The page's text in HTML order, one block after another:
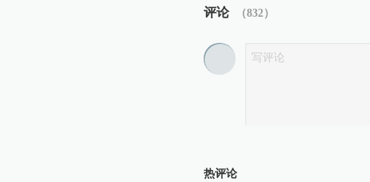
评论 （832）
热评论